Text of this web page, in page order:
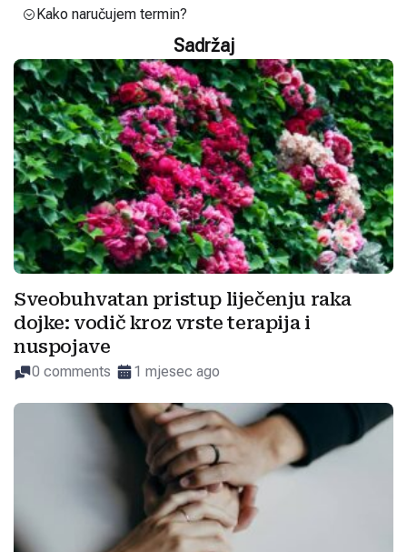
Kako naručujem termin?
Sadržaj
Sveobuhvatan pristup liječenju raka
dojke: vodič kroz vrste terapija i
nuspojave
0 comments 1 mjesec ago